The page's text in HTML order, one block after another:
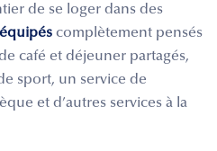
de se loger dans des
complètement pensés
café et déjeuner partagés,
sport, un service de
et d’autres services à la